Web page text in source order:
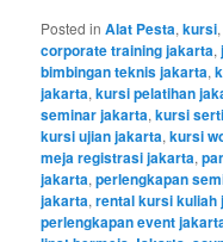
Posted in Alat Pesta,kursi
corporate training jakarta,
bimbingan teknis jakarta,
jakarta,kursi pelatihan
seminar jakarta,kursi
kursi ujian jakarta,kursi
meja registrasi jakarta,
jakarta,perlengkapan
jakarta,rental kursi kuliah
perlengkapan event